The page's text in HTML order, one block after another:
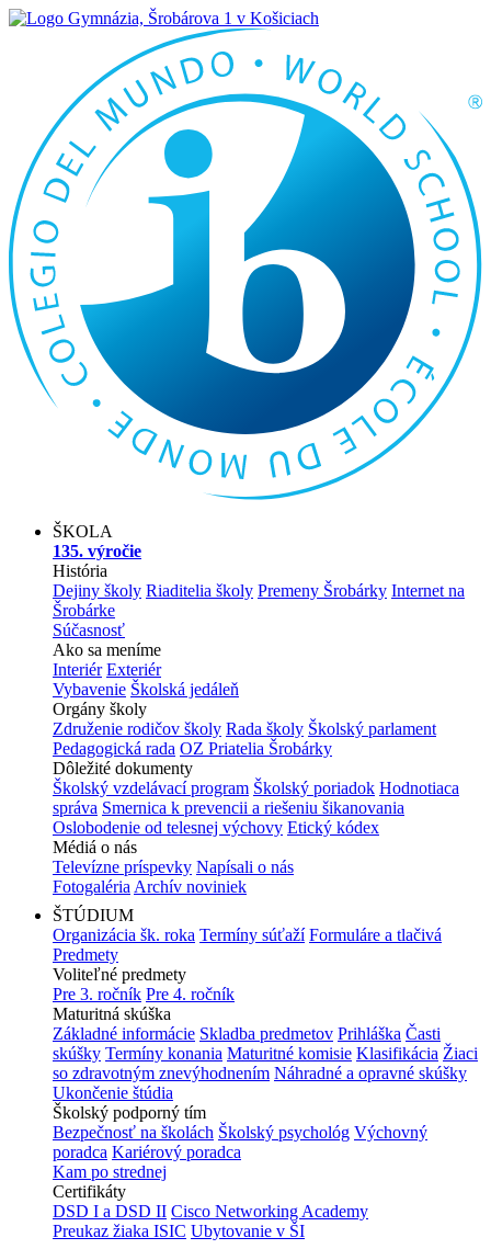
ŠKOLA
135. výročie
História
Dejiny školy Riaditelia školy Premeny Šrobárky Internet na
Šrobárke
Súčasnosť
Ako sa meníme
Interiér Exteriér
Vybavenie Školská jedáleň
Orgány školy
Združenie rodičov školy Rada školy Školský parlament
Pedagogická rada OZ Priatelia Šrobárky
Dôležité dokumenty
Školský vzdelávací program Školský poriadok Hodnotiaca
správa Smernica k prevencii a riešeniu šikanovania
Oslobodenie od telesnej výchovy Etický kódex
Médiá o nás
Televízne príspevky Napísali o nás
Fotogaléria Archív noviniek
ŠTÚDIUM
Organizácia šk. roka Termíny súťaží Formuláre a tlačivá
Predmety
Voliteľné predmety
Pre 3. ročník Pre 4. ročník
Maturitná skúška
Základné informácie Skladba predmetov Prihláška Časti
skúšky Termíny konania Maturitné komisie Klasifikácia Žiaci
so zdravotným znevýhodnením Náhradné a opravné skúšky
Ukončenie štúdia
Školský podporný tím
Bezpečnosť na školách Školský psychológ Výchovný
poradca Kariérový poradca
Kam po strednej
Certifikáty
DSD I a DSD II Cisco Networking Academy
Preukaz žiaka ISIC Ubytovanie v ŠI